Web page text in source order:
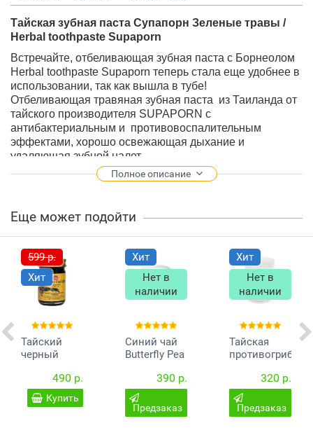
Тайская зубная паста Супапорн Зеленые травы /
Herbal toothpaste Supaporn
Встречайте, отбеливающая зубная паста с Борнеолом
Herbal toothpaste Supaporn теперь стала еще удобнее в
использовании, так как вышла в тубе!
Отбеливающая травяная зубная паста из Таиланда от
тайского производителя SUPAPORN с
антибактериальным и противовоспалительным
эффектами, хорошо освежающая дыхание и
удаляющая зубной налет.
Способ применения:для наилучшего эффекта
отбеливания рекомендуется регулярно использовать
Паста отлично пенится и очень экономична в
использовании.
Состав:Сода, Сорбитол, Карбонат Кальция,
Лаурилсульфат натрия, соль, Борнеол, Камфора,
Масло гвоздики, Ментол, Пропилен гликоль.
Вес:30 грамм.
Производство:
SupaPorn, Таиланд.
Полное описание
Еще может подойти
599 р.
Хит
Тайский
черный
скорпиона
Banna 50
490 р.
Купить
Хит
Нет в
наличии
Синий чай
Butterfly Pea
390 р.
Предзаказ
Хит
Нет в
наличии
Тайская
320 р.
Предзаказ